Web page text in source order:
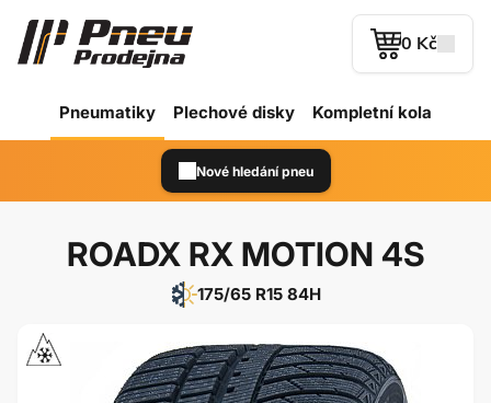
0 Kč
Pneumatiky Plechové disky Kompletní kola
Nové hledání pneu
ROADX RX MOTION 4S
175/65 R15 84H